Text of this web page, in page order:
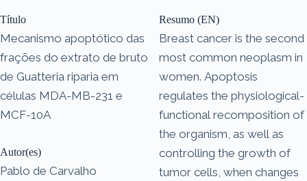
Título
Mecanismo apoptótico das
frações do extrato de bruto
de Guatteria riparia em
células MDA-MB-231 e
MCF-10A
Autor(es)
Pablo de Carvalho
Resumo (EN)
Breast cancer is the second
most common neoplasm in
women. Apoptosis
regulates the physiological-
functional recomposition of
the organism, as well as
controlling the growth of
tumor cells, when changes